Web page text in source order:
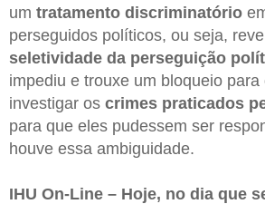
um tratamento discriminatório
perseguidos políticos, ou seja,
seletividade da perseguição
impediu e trouxe um bloqueio
investigar os crimes praticados
para que eles pudessem ser
houve essa ambiguidade.
IHU On-Line – Hoje, no dia que